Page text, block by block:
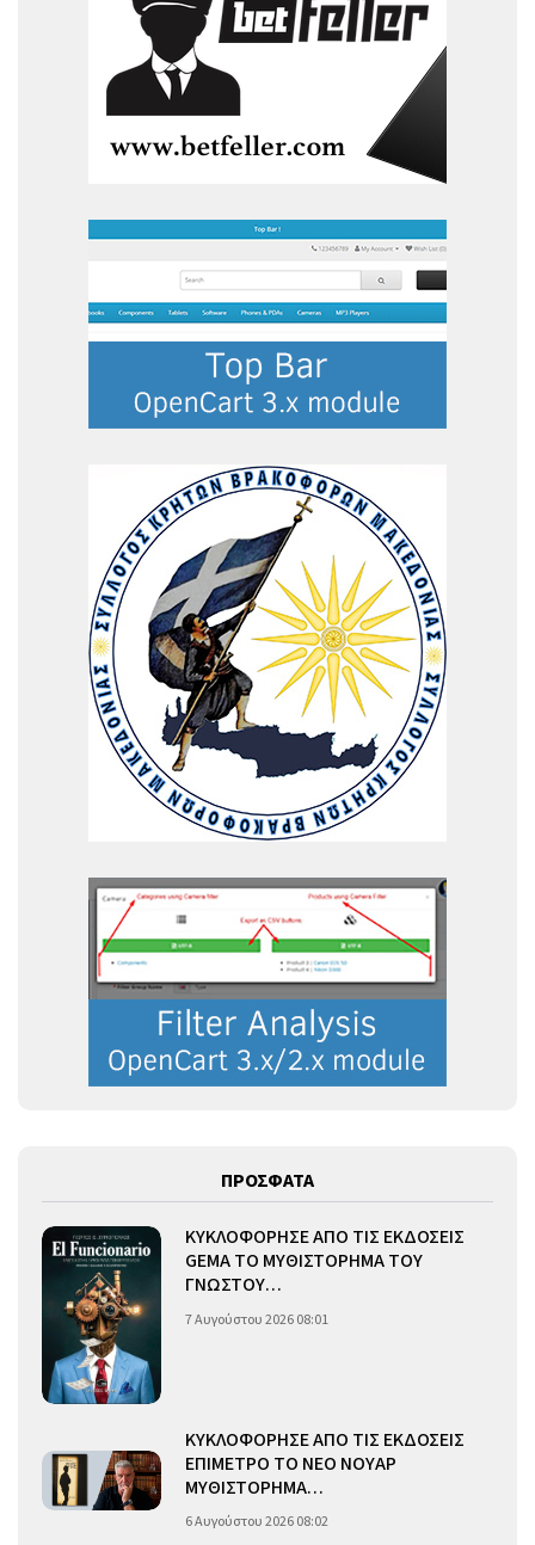
ΠΡΟΣΦΑΤΑ
ΚΥΚΛΟΦΟΡΗΣΕ ΑΠΟ ΤΙΣ ΕΚΔΟΣΕΙΣ
GEMA ΤΟ ΜΥΘΙΣΤΟΡΗΜΑ ΤΟΥ
ΓΝΩΣΤΟΥ…
7 Αυγούστου 2026 08:01
ΚΥΚΛΟΦΟΡΗΣΕ ΑΠΟ ΤΙΣ ΕΚΔΟΣΕΙΣ
ΕΠΙΜΕΤΡΟ ΤΟ ΝΕΟ ΝΟΥΑΡ
ΜΥΘΙΣΤΟΡΗΜΑ…
6 Αυγούστου 2026 08:02